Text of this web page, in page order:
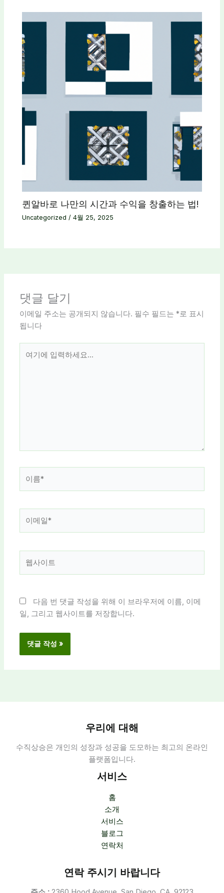
퀸알바로 나만의 시간과 수익을 창출하는 법!
Uncategorized /4월 25, 2025
댓글 달기
이메일 주소는 공개되지 않습니다. 필수 필드는*로 표시
됩니다
*
다음 번 댓글 작성을 위해 이 브라우저에 이름, 이메
일, 그리고 웹사이트를 저장합니다.
우리에 대해
수직상승은 개인의 성장과 성공을 도모하는 최고의 온라인
플랫폼입니다.
서비스
홈
소개
서비스
블로그
연락처
연락 주시기 바랍니다